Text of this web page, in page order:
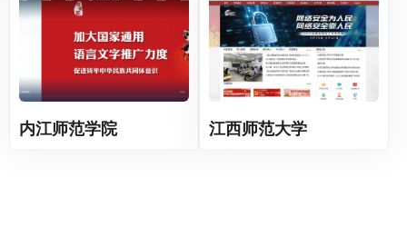
内江师范学院 江西师范大学